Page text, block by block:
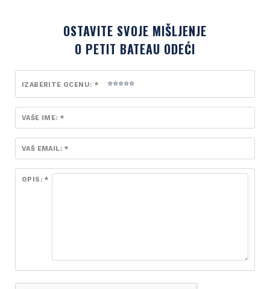
OSTAVITE SVOJE MIŠLJENJE
O PETIT BATEAU ODEĆI
IZABERITE OCENU: *
VAŠE IME: *
VAŠ EMAIL: *
OPIS: *